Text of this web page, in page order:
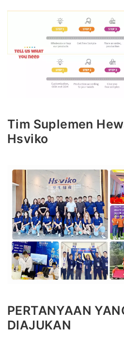
Tim Suplemen
Hsviko
PERTANYAAN
DIAJUKAN